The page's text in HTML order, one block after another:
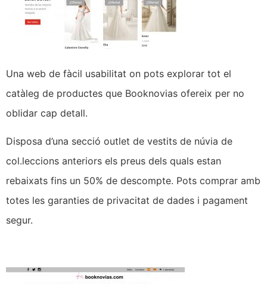
Una web de fàcil usabilitat on pots explorar tot el
catàleg de productes que Booknovias ofereix per no
oblidar cap detall.
Disposa d’una secció outlet de vestits de núvia de
col.leccions anteriors els preus dels quals estan
rebaixats fins un 50% de descompte. Pots comprar amb
totes les garanties de privacitat de dades i pagament
segur.